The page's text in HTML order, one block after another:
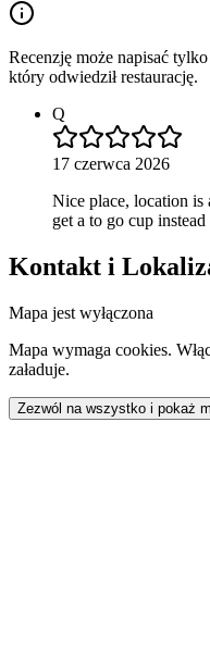
Recenzję może napisać
który odwiedził restaurację.
Q
17 czerwca 2026
Nice place, location is
get a to go cup
Kontakt i
Mapa jest wyłączona
Mapa wymaga cookies.
załaduje.
Zezwól na wszystko i pokaż